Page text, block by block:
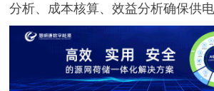
分析、成本核算、效益分析确保供电